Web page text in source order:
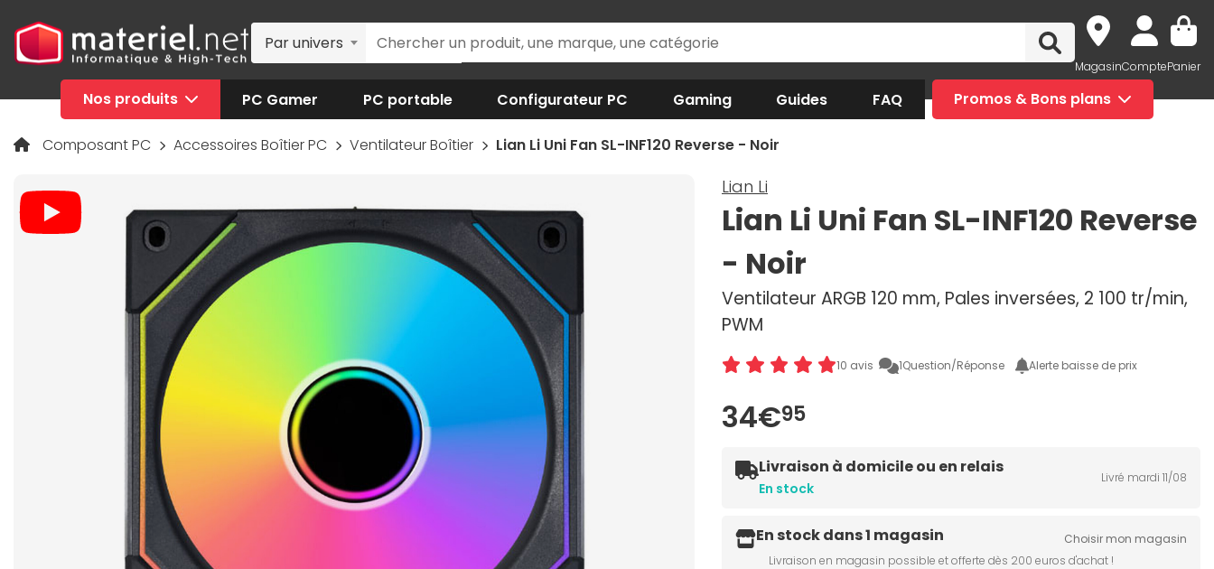
Par univers
MagasinComptePanier
Nos produits PC Gamer PC portable Configurateur PC Gaming Guides FAQ Promos & Bons plans
Composant PC Accessoires Boîtier PC Ventilateur Boîtier Lian Li Uni Fan SL-INF120 Reverse - Noir
Lian Li
Lian Li Uni Fan SL-INF120 Reverse
- Noir
Ventilateur ARGB 120 mm, Pales inversées, 2 100 tr/min,
PWM
10 avis 1Question/Réponse Alerte baisse de prix
34€95
Livraison à domicile ou en relais
En stock
Livré mardi 11/08
En stock dans 1 magasin
Choisir mon magasin
Livraison en magasin possible et offerte dès 200 euros d'achat !